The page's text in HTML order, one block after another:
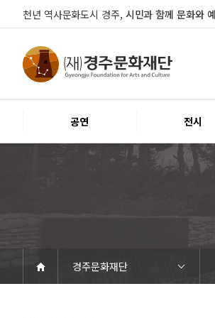
천년 역사문화도시 경주, 시민과 함께 문화와
공연 전시
경주문화재단
공연
전시
아카데미
문화행사
대관
시설소개
열린마당
경주문화재단